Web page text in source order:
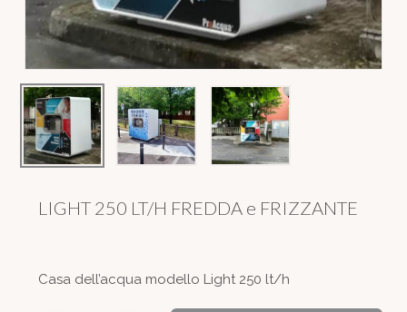
LIGHT 250 LT/H FREDDA e FRIZZANTE
Casa dell’acqua modello Light 250 lt/h